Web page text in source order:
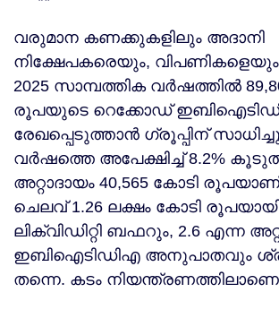
വരുമാന കണക്കുകളിലും അദാനി
നിക്ഷേപകരെയും, വിപണികളെയും
2025 സാമ്പത്തിക വര്‍ഷത്തില്‍
രൂപയുടെ റെക്കോഡ്
രേഖപ്പെടുത്താന്‍ ഗ്രൂപ്പിന്
വര്‍ഷത്തെ അപേക്ഷിച്ച് 8.2%
അറ്റാദായം 40,565 കോടി
ചെലവ് 1.26 ലക്ഷം കോടി
ലിക്വിഡിറ്റി ബഫറും, 2.6 എന്ന
ഇബിഐടിഡിഎ അനുപാതവും
തന്നെ. കടം